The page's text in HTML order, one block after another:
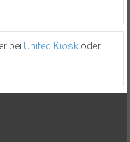
bei United Kioskoder